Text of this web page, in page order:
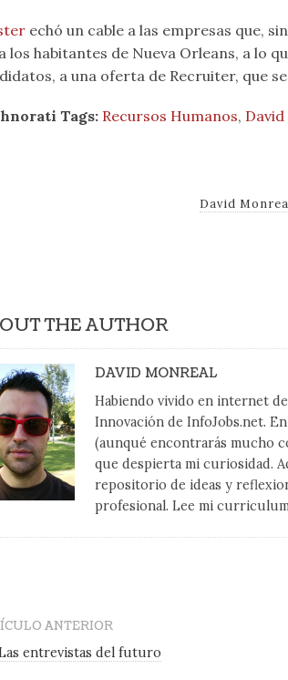
echó un cable a las empresas que,
los habitantes de Nueva Orleans, a lo
a una oferta de Recruiter, que
Tags: Recursos Humanos,
David
THE AUTHOR
DAVID MONREAL
Habiendo vivido en internet
Innovación de InfoJobs.net.
(aunqué encontrarás mucho
que despierta mi curiosidad.
repositorio de ideas y
profesional. Lee mi curriculum
ANTERIOR
entrevistas del futuro